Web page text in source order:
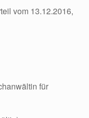
vom 13.12.2016,
für